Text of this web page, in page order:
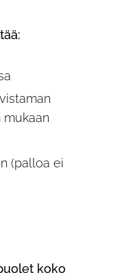
(palloa ei
koko